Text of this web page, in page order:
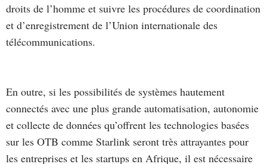
droits de l’homme et suivre les procédures de coordination
et d’enregistrement de l’Union internationale des
télécommunications.
En outre, si les possibilités de systèmes hautement
connectés avec une plus grande automatisation, autonomie
et collecte de données qu’offrent les technologies basées
sur les OTB comme Starlink seront très attrayantes pour
les entreprises et les startups en Afrique, il est nécessaire